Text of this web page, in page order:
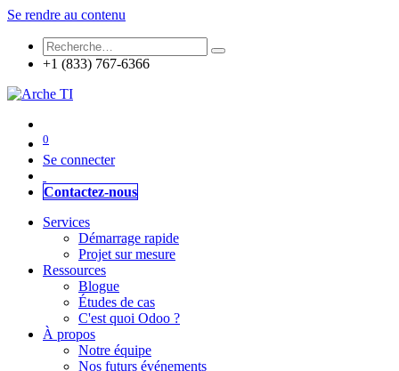
Se rendre au contenu
+1 (833) 767-6366
0
Se connecter
Contactez-nous
Services
Démarrage rapide
Projet sur mesure
Ressources
Blogue
Études de cas
C'est quoi Odoo ?
À propos
Notre équipe
Nos futurs événements